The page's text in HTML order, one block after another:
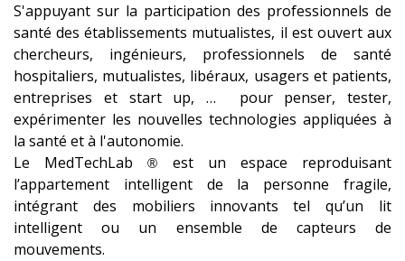
S'appuyant sur la participation des professionnels de
santé des établissements mutualistes, il est ouvert aux
chercheurs, ingénieurs, professionnels de santé
hospitaliers, mutualistes, libéraux, usagers et patients,
entreprises et start up, … pour penser, tester,
expérimenter les nouvelles technologies appliquées à
la santé et à l'autonomie.
Le MedTechLab®
est un espace reproduisant
l’appartement intelligent de la personne fragile,
intégrant des mobiliers innovants tel qu’un lit
intelligent ou un ensemble de capteurs de
mouvements.